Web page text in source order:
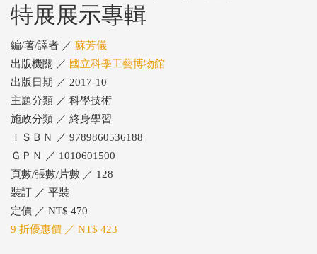
特展展示專輯
編/著/譯者 ／ 蘇芳儀
出版機關 ／ 國立科學工藝博物館
出版日期 ／ 2017-10
主題分類 ／ 科學技術
施政分類 ／ 終身學習
ＩＳＢＮ ／ 9789860536188
ＧＰＮ ／ 1010601500
頁數/張數/片數 ／ 128
裝訂 ／ 平裝
定價 ／ NT$ 470
9 折優惠價 ／ NT$ 423